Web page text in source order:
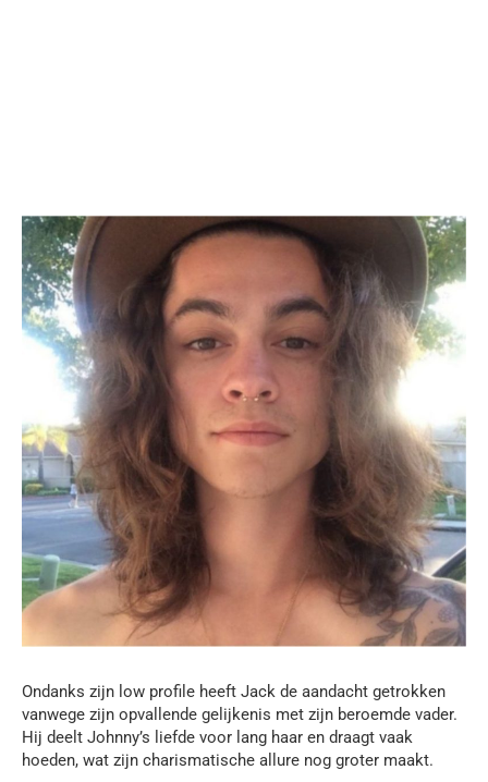
Ondanks zijn low profile heeft Jack de aandacht getrokken
vanwege zijn opvallende gelijkenis met zijn beroemde vader.
Hij deelt Johnny’s liefde voor lang haar en draagt vaak
hoeden, wat zijn charismatische allure nog groter maakt.